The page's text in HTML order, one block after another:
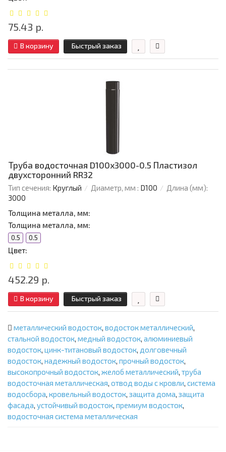
75.43 р.
В корзину Быстрый заказ
Труба водосточная D100х3000-0.5 Пластизол
двухсторонний RR32
Тип сечения: Круглый Диаметр, мм : D100
Длина (мм):
3000
Толщина металла, мм:
Толщина металла, мм:
0.5 0.5
Цвет:
452.29 р.
В корзину Быстрый заказ
металлический водосток, водосток металлический,
стальной водосток, медный водосток, алюминиевый
водосток, цинк-титановый водосток, долговечный
водосток, надежный водосток, прочный водосток,
высокопрочный водосток, желоб металлический, труба
водосточная металлическая, отвод воды с кровли, система
водосбора, кровельный водосток, защита дома, защита
фасада, устойчивый водосток, премиум водосток,
водосточная система металлическая